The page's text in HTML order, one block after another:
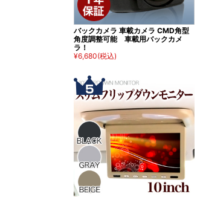
バックカメラ 車載カメラ CMD角型
角度調整可能 車載用バックカメ
ラ！
¥6,680(税込)